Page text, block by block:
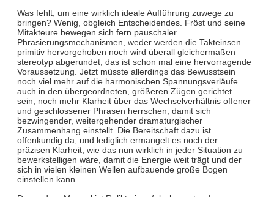
Was fehlt, um eine wirklich ideale Aufführung zuwege zu
bringen? Wenig, obgleich Entscheidendes. Fröst und seine
Mitakteure bewegen sich fern pauschaler
Phrasierungsmechanismen, weder werden die Takteinsen
primitiv hervorgehoben noch wird überall gleichermaßen
stereotyp abgerundet, das ist schon mal eine hervorragende
Voraussetzung. Jetzt müsste allerdings das Bewusstsein
noch viel mehr auf die harmonischen Spannungsverläufe
auch in den übergeordneten, größeren Zügen gerichtet
sein, noch mehr Klarheit über das Wechselverhältnis offener
und geschlossener Phrasen herrschen, damit sich
bezwingender, weitergehender dramaturgischer
Zusammenhang einstellt. Die Bereitschaft dazu ist
offenkundig da, und lediglich ermangelt es noch der
präzisen Klarheit, wie das nun wirklich in jeder Situation zu
bewerkstelligen wäre, damit die Energie weit trägt und der
sich in vielen kleinen Wellen aufbauende große Bogen
einstellen kann.